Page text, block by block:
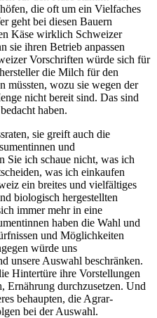
die oft um ein Vielfaches
geht bei diesen Bauern
Käse wirklich Schweizer
sie ihren Betrieb anpassen
Vorschriften würde sich für
die Milch für den
müssten, wozu sie wegen der
nicht bereit sind. Das sind
haben.
sie greift auch die
und
Sie ich schaue nicht, was ich
was ich einkaufen
ein breites und vielfältiges
biologisch hergestellten
immer mehr in eine
haben die Wahl und
und Möglichkeiten
würde uns
unsere Auswahl beschränken.
Hintertüre ihre Vorstellungen
Ernährung durchzusetzen. Und
behaupten, die Agrar-
bei der Auswahl.